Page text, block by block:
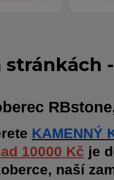
KAMENNÝ
10000 Kč je
naší